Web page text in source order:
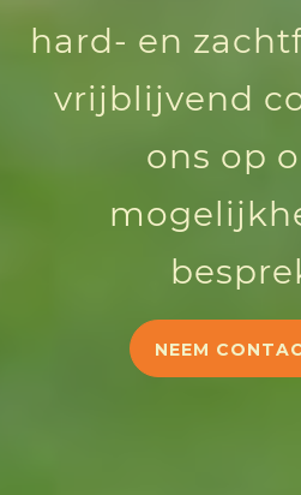
hard- en
vrijblijvend
ons op
NEEM